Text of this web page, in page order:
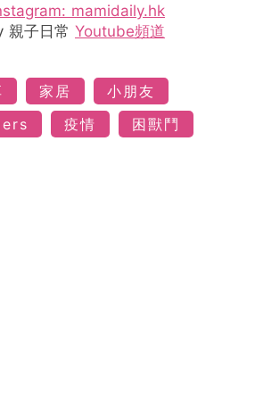
mamidaily.hk
親子日常 Youtube頻道
家居
小朋友
疫情
困獸鬥